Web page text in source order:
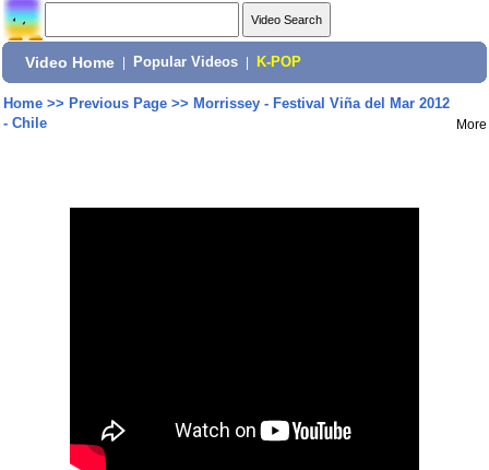
Video Home Popular Videos K-POP
Home>> Previous Page>> Morrissey - Festival Viña del Mar 2012
- Chile
More